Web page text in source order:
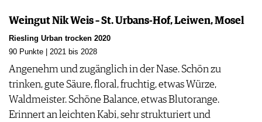
AGB & DATENSCHUTZ
Weingut Nik Weis – St. Urbans-Hof, Leiwen, Mosel
Riesling Urban trocken 2020
90 Punkte | 2021 bis 2028
Angenehm und zugänglich in der Nase. Schön zu
trinken, gute Säure, floral, fruchtig, etwas Würze,
Waldmeister. Schöne Balance, etwas Blutorange.
Erinnert an leichten Kabi, sehr strukturiert und